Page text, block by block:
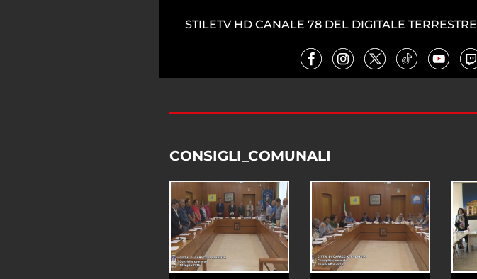
STILETV HD CANALE 78 DEL DIGITALE TERRESTRE
CONSIGLI_COMUNALI